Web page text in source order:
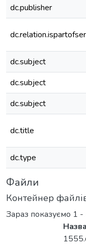
dc.publisher
dc.subject
dc.subject
dc.subject
dc.title
dc.type
Файли
Контейнер
Зараз показуємо 1 -